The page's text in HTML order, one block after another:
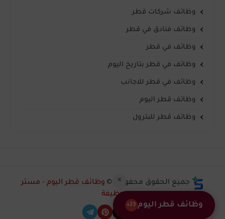
وظائف شركات قطر
وظائف فنادق في قطر
وظائف في قطر
وظائف في قطر بتاريخ اليوم
وظائف في قطر للاجانب
وظائف قطر اليوم
وظائف قطر للبترول
×
وظائف قطر اليوم 23+
جميع الحقوق محفوظة © وظائف قطر اليوم - مستر
وظيفة